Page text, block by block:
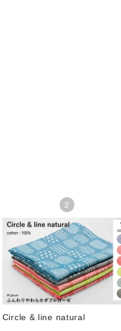
Circle & line natural